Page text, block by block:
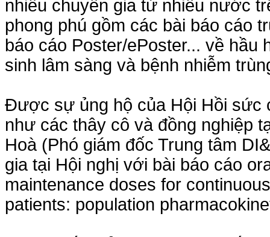
nhiều chuyên gia từ nhiều nước
phong phú gồm các bài báo cáo
báo cáo Poster/ePoster... về hầu
sinh lâm sàng và bệnh nhiễm
Được sự ủng hộ của Hội Hồi sức
như các thây cô và đồng nghiệp
Hoà (Phó giám đốc Trung tâm
gia tại Hội nghị với bài báo cáo
maintenance doses for
patients: population